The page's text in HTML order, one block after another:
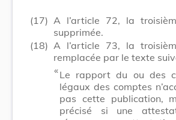
(17) A l’article 72, la
supprimée.
(18) A l’article 73, la
remplacée par le texte
​ «Le rapport du ou des
légaux des comptes
pas cette publication,
précisé si une